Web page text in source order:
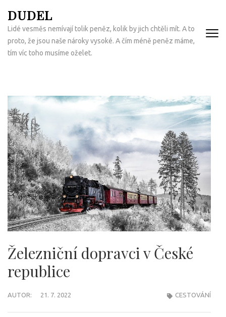
na
obsah
(Enter)
DUDEL
Lidé vesměs nemívají tolik peněz, kolik by jich chtěli mít. A to
proto, že jsou naše nároky vysoké. A čím méně peněz máme,
tím víc toho musíme oželet.
Železniční dopravci v České
republice
AUTOR: 21. 7. 2022 CESTOVÁNÍ